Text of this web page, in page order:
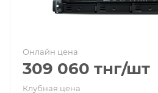
Онлайн цена
309 060 тнг/шт
Клубная цена